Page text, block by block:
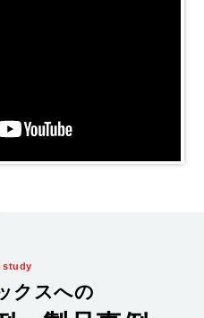
study
クスへの